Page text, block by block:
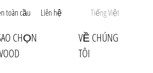
toàn cầu Liên hệ Tiếng Việt
CHỌN
VỀ CHÚNG
TÔI